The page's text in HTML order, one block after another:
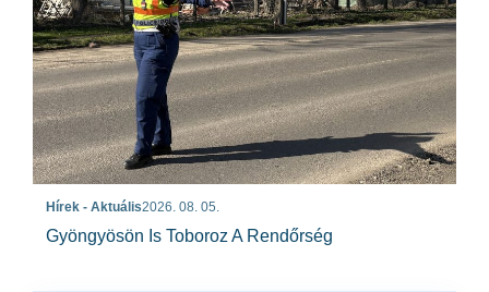
Hírek - Aktuális2026. 08. 05.
Gyöngyösön Is Toboroz A Rendőrség